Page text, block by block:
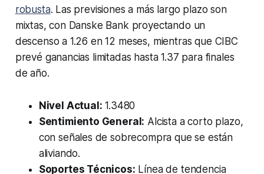
robusta. Las previsiones a más largo plazo son
mixtas, con Danske Bank proyectando un
descenso a 1.26 en 12 meses, mientras que CIBC
prevé ganancias limitadas hasta 1.37 para finales
de año.
Nivel Actual: 1.3480
Sentimiento General: Alcista a corto plazo,
con señales de sobrecompra que se están
aliviando.
Soportes Técnicos: Línea de tendencia